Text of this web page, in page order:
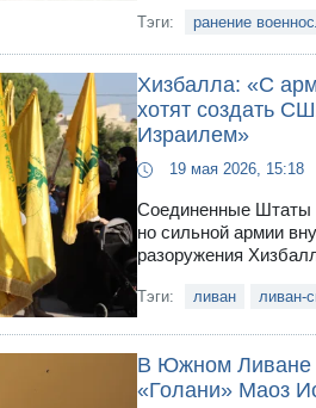
Тэги: ранение
Хизбалла: «С
хотят создать
Израилем»
19 мая 2026, 15:18
Соединенные Штаты
но сильной армии
разоружения
Тэги: ливан ливан-
В Южном Ливане
«Голани» Маоз